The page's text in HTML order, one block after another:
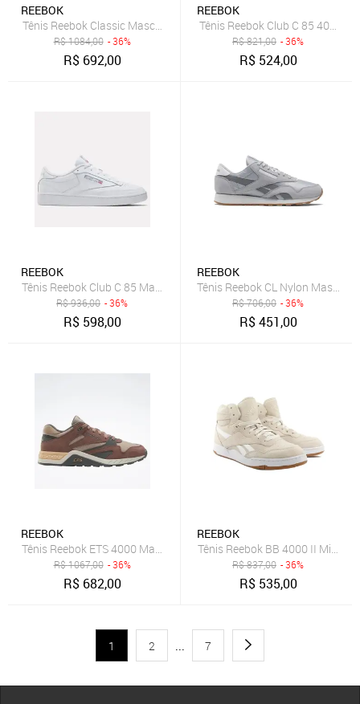
REEBOK
Tênis Reebok Classic Masculino Black/Brown/Grey
R$1084,00 - 36%
R$ 692,00
REEBOK
Tênis Reebok Club C 85 40TH
R$821,00 - 36%
R$ 524,00
REEBOK
Tênis Reebok Club C 85 Masculino Chalk/Alabas/Vecna
R$936,00 - 36%
R$ 598,00
REEBOK
Tênis Reebok CL Nylon
R$706,00 - 36%
R$451,00
REEBOK
Tênis Reebok ETS 4000 Masculino Brown/Earth/Grey5
R$1067,00 - 36%
R$ 682,00
REEBOK
Tênis Reebok BB 4000 II Mid
R$837,00 - 36%
R$ 535,00
1 2 ... 7